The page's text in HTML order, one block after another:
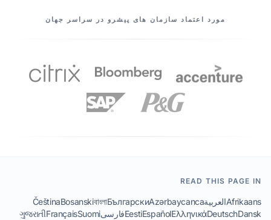
مورد اعتماد سازمان های پیشرو در سراسر جهان
READ THIS PAGE IN
AfrikaansالعربيةAzərbaycanca
Български
বাংলা
Bosanski
Čeština
Dansk
Deutsch
Ελληνικά
Español
EestiفارسیSuomi
Français
ગુજરાતી